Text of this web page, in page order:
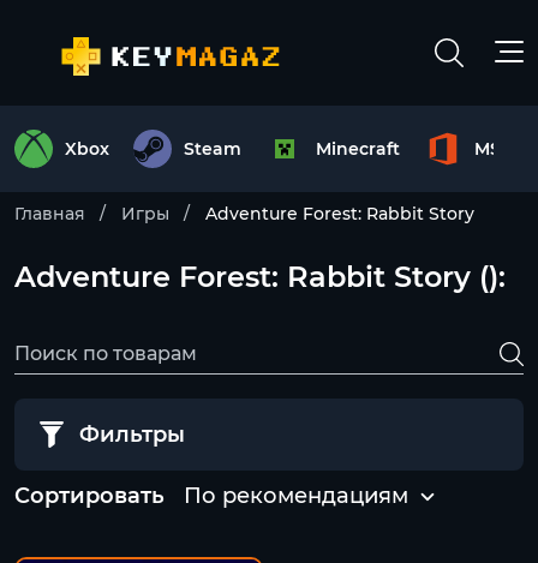
Xbox Steam Minecraft MS
Главная Игры Adventure Forest: Rabbit Story
Adventure Forest: Rabbit Story ():
Фильтры
Сортировать По рекомендациям